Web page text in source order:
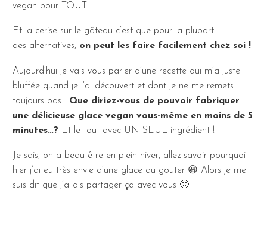
vegan pour TOUT !
Et la cerise sur le gâteau c’est que pour la plupart
des alternatives, on peut les faire facilement chez soi !
Aujourd’hui je vais vous parler d’une recette qui m’a juste
bluffée quand je l’ai découvert et dont je ne me remets
toujours pas… Que diriez-vous de pouvoir fabriquer
une délicieuse glace vegan vous-même en moins de 5
minutes…? Et le tout avec UN SEUL ingrédient !
Je sais, on a beau être en plein hiver, allez savoir pourquoi
hier j’ai eu très envie d’une glace au gouter 😀 Alors je me
suis dit que j’allais partager ça avec vous 🙂